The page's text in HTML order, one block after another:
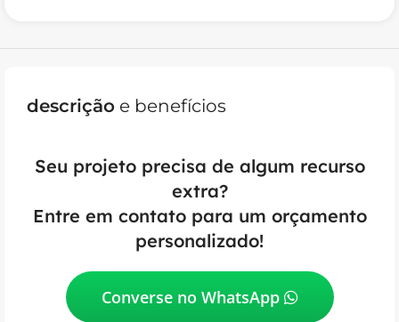
descrição e benefícios
Seu projeto precisa de algum recurso
extra?
Entre em contato para um orçamento
personalizado!
Converse no WhatsApp